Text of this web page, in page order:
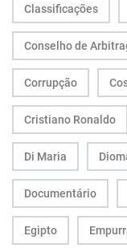
Classificações
Conselho de
Corrupção
Cristiano Ronaldo
Di Maria
Documentário
Egipto